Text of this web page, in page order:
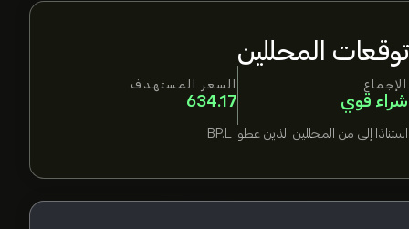
توقعات المحللين
الإجماع
شراء قوي
السعر المستهدف
634.17
استنادًا إلى من المحللين الذين غطوا BP.L